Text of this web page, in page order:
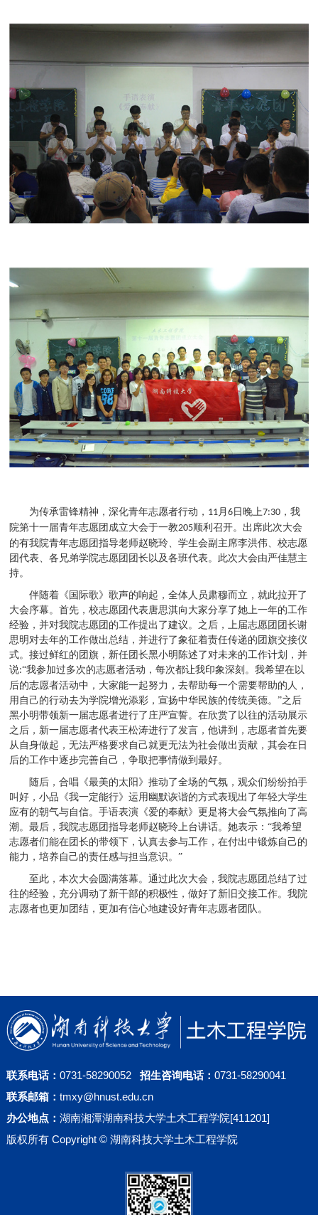
为传承雷锋精神，深化青年志愿者行动， 11 月6日晚上7:30 ，我
院第十一届青年志愿团成立大会于一教205顺利召开。出席此次大会
的有我院青年志愿团指导老师赵晓玲、学生会副主席李洪伟、校志愿
团代表、各兄弟学院志愿团团长以及各班代表。此次大会由严佳慧主
持。
伴随着《国际歌》歌声的响起，全体人员肃穆而立，就此拉开了
大会序幕。首先，校志愿团代表唐思淇向大家分享了她上一年的工作
经验，并对我院志愿团的工作提出了建议。之后，上届志愿团团长谢
思明对去年的工作做出总结，并进行了象征着责任传递的团旗交接仪
式。接过鲜红的团旗，新任团长黑小明陈述了对未来的工作计划，并
说:“我参加过多次的志愿者活动，每次都让我印象深刻。我希望在以
后的志愿者活动中，大家能一起努力，去帮助每一个需要帮助的人，
用自己的行动去为学院增光添彩，宣扬中华民族的传统美德。”之后
黑小明带领新一届志愿者进行了庄严宣誓。在欣赏了以往的活动展示
之后，新一届志愿者代表王松涛进行了发言，他讲到，志愿者首先要
从自身做起，无法严格要求自己就更无法为社会做出贡献，其会在日
后的工作中逐步完善自己，争取把事情做到最好。
随后，合唱《最美的太阳》推动了全场的气氛，观众们纷纷拍手
叫好，小品《我一定能行》运用幽默诙谐的方式表现出了年轻大学生
应有的朝气与自信。手语表演《爱的奉献》更是将大会气氛推向了高
潮。最后，我院志愿团指导老师赵晓玲上台讲话。她表示：“我希望
志愿者们能在团长的带领下，认真去参与工作，在付出中锻炼自己的
能力，培养自己的责任感与担当意识。”
至此，本次大会圆满落幕。通过此次大会，我院志愿团总结了过
往的经验，充分调动了新干部的积极性，做好了新旧交接工作。我院
志愿者也更加团结，更加有信心地建设好青年志愿者团队。
联系电话： 0731-58290052 招生咨询电话： 0731-58290041
联系邮箱： tmxy@hnust.edu.cn
办公地点： 湖南湘潭湖南科技大学土木工程学院[411201]
版权所有 Copyright © 湖南科技大学土木工程学院